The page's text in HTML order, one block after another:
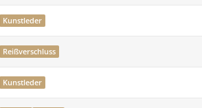
Kunstleder
Reißverschluss
Kunstleder